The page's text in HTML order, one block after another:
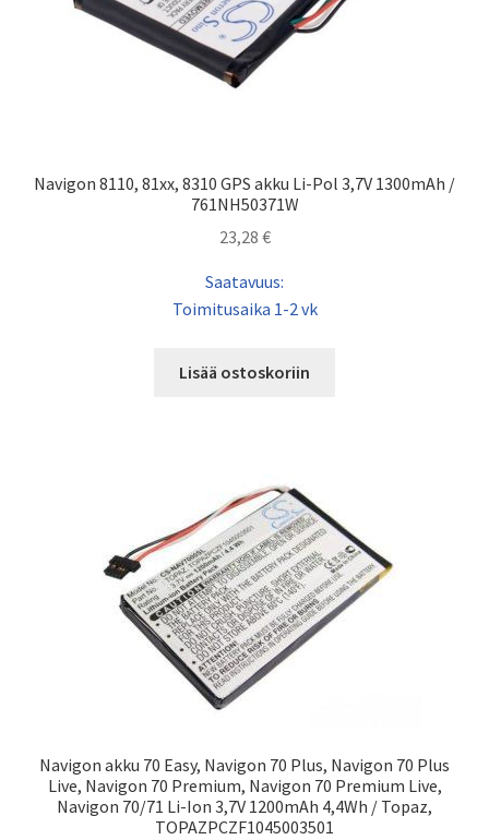
Navigon 8110, 81xx, 8310 GPS akku Li-Pol 3,7V 1300mAh /
761NH50371W
23,28 €
Saatavuus:
Toimitusaika 1-2 vk
Lisää ostoskoriin
Navigon akku 70 Easy, Navigon 70 Plus, Navigon 70 Plus
Live, Navigon 70 Premium, Navigon 70 Premium Live,
Navigon 70/71 Li-Ion 3,7V 1200mAh 4,4Wh / Topaz,
TOPAZPCZF1045003501